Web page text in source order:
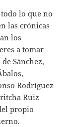
lo que no
las crónicas
los
a tomar
Sánchez,
Rodríguez
Ruiz
propio